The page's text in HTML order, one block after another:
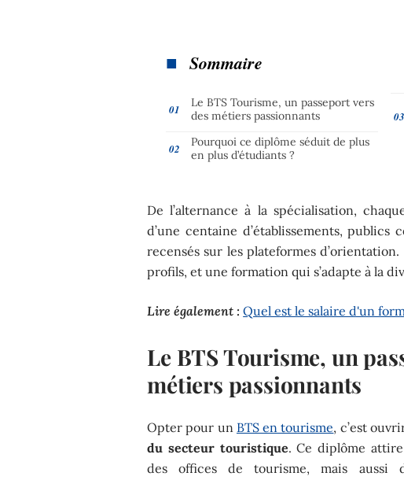
Sommaire
Le BTS Tourisme, un passeport vers
des métiers passionnants
Pourquoi ce diplôme séduit de plus
en plus d’étudiants ?
De l’alternance à la spécialisation,
d’une centaine d’établissements, publics
recensés sur les plateformes
profils, et une formation qui s’adapte à la
Lire également : Quel est le salaire d'un
Le BTS Tourisme, un
métiers passionnants
Opter pour un BTS en tourisme, c’est
du secteur touristique. Ce diplôme attire
des offices de tourisme, mais aussi